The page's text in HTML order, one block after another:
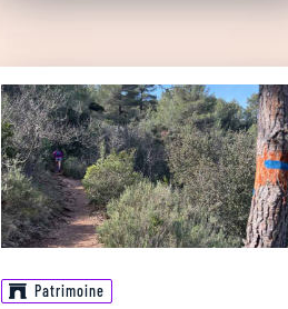
Patrimoine